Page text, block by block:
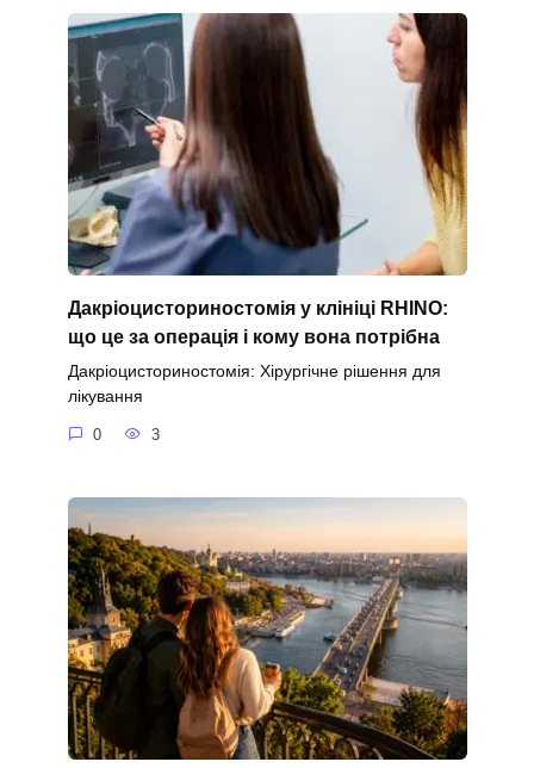
Дакріоцисториностомія у клініці RHINO:
що це за операція і кому вона потрібна
Дакріоцисториностомія: Хірургічне рішення для
лікування
0 3